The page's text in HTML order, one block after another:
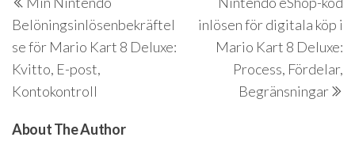
navigation
Post
Belöningsinlösenbekräftel
se för Mario Kart 8 Deluxe:
Kvitto, E-post,
Kontokontroll
inlösen för digitala köp i
Mario Kart 8 Deluxe:
Process, Fördelar,
Begränsningar
About The Author